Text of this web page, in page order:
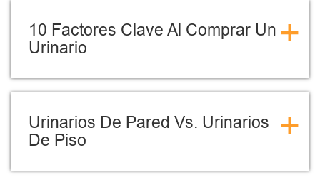
10 Factores Clave Al Comprar Un
Urinario
+
Urinarios De Pared Vs. Urinarios
De Piso
+